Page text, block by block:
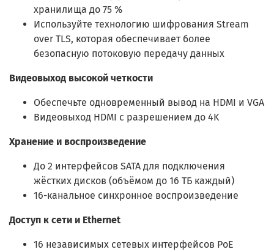
хранилища до 75 %
Используйте технологию шифрования Stream
over TLS, которая обеспечивает более
безопасную потоковую передачу данных
Видеовыход высокой четкости
Обеспечьте одновременный вывод на HDMI и VGA
Видеовыход HDMI с разрешением до 4K
Хранение и воспроизведение
До 2 интерфейсов SATA для подключения
жёстких дисков (объёмом до 16 ТБ каждый)
16-канальное синхронное воспроизведение
Доступ к сети и Ethernet
16 независимых сетевых интерфейсов PoE